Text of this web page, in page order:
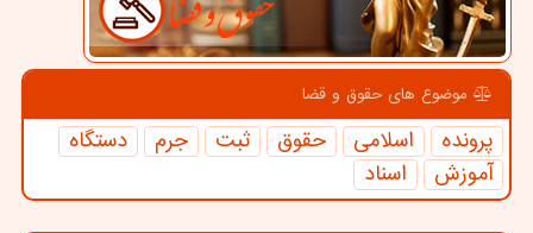
موضوع های حقوق و قضا
پرونده اسلامی حقوق ثبت جرم
دستگاه
آموزش
اسناد